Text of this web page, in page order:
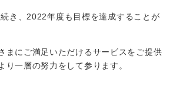
き、2022年度も目標を達成することが
まにご満足いただけるサービスをご提供
り一層の努力をして参ります。